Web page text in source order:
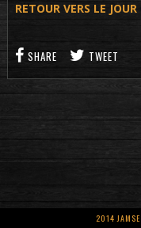
RETOUR VERS LE JOUR
SHARE TWEET
2014